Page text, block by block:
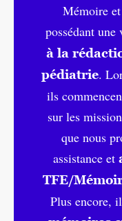
Mémoire
possédant une
à la
pédiatrie.
ils
sur les
que nous
assistance et
TFE/
Plus encore,